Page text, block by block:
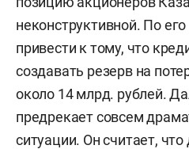
неконструктивной. По
привести к тому, что
создавать резерв на
около 14 млрд. рублей.
предрекает совсем
ситуации. Он считает,